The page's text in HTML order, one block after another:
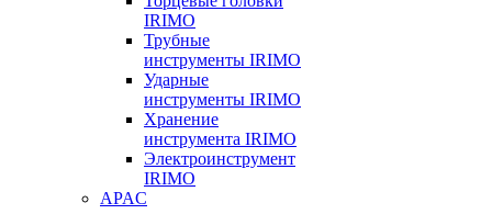
IRIMO
Трубные
инструменты IRIMO
Ударные
инструменты IRIMO
Хранение
инструмента IRIMO
Электроинструмент
IRIMO
APAC